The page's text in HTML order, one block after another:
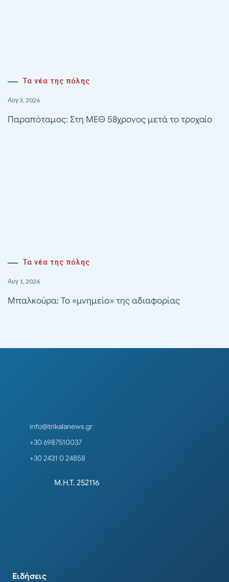
Τα νέα της πόλης
Αυγ 3, 2026
Παραπόταμος: Στη ΜΕΘ 58χρονος μετά το τροχαίο
Τα νέα της πόλης
Αυγ 1, 2026
Μπαλκούρα: Το «μνημείο» της αδιαφορίας
info@trikalanews.gr
+30 6987510037
+30 2431 0 24858
Μ.Η.Τ. 252116
Ειδήσεις